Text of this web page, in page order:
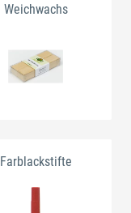
Weichwachs
Farblackstifte